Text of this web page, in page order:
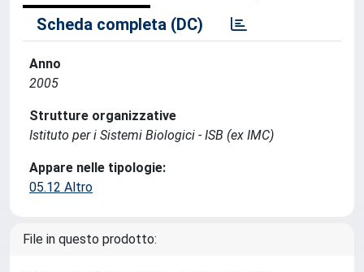
Scheda completa (DC)
Anno
2005
Strutture organizzative
Istituto per i Sistemi Biologici - ISB (ex IMC)
Appare nelle tipologie:
05.12 Altro
File in questo prodotto: